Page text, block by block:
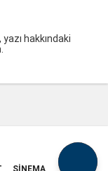
hakkındaki